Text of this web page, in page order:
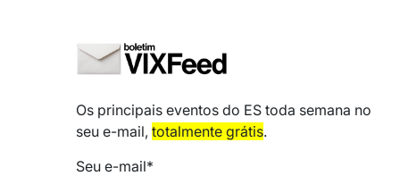
Os principais eventos do ES toda semana no
seu e-mail, totalmente grátis.
Seu e-mail*